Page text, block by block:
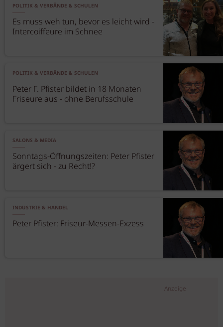
POLITIK & VERBÄNDE & SCHULEN
Es muss weh tun, bevor es leicht wird -
Intercoiffeure im Schnee
POLITIK & VERBÄNDE & SCHULEN
Peter F. Pfister bildet in 18 Monaten
Friseure aus - ohne Berufsschule
SALONS & MEDIA
Sonntags-Öffnungszeiten: Peter Pfister
ärgert sich - zu Recht!?
INDUSTRIE & HANDEL
Peter Pfister: Friseur-Messen-Exzess
Anzeige